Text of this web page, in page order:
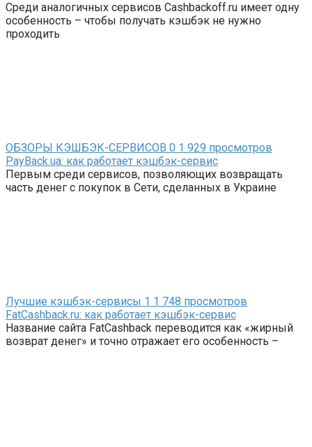
Среди аналогичных сервисов Cashbackoff.ru имеет одну
особенность – чтобы получать кэшбэк не нужно
проходить
ОБЗОРЫ КЭШБЭК-СЕРВИСОВ 0 1 929 просмотров
PayBack.ua: как работает кэшбэк-сервис
Первым среди сервисов, позволяющих возвращать
часть денег с покупок в Сети, сделанных в Украине
Лучшие кэшбэк-сервисы 1 1 748 просмотров
FatCashback.ru: как работает кэшбэк-сервис
Название сайта FatCashback переводится как «жирный
возврат денег» и точно отражает его особенность –